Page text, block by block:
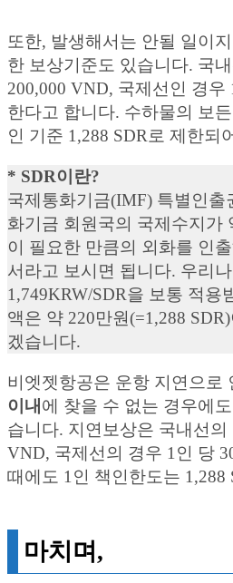
또한, 발생해서는 안될 일이
한 보상기준도 있습니다. 국
200,000 VND, 국제선인 경우
한다고 합니다. 수하물의 보
인 기준 1,288 SDR로 제한되
* SDR이란?
국제통화기금(IMF) 특별인출
화기금 회원국의 국제수지가
이 필요한 만큼의 외화를 인
서라고 보시면 됩니다. 우리
1,749KRW/SDR을 보통 적용
액은 약 220만원(=1,288
겠습니다.
비엣젯항공은 운항 지연으로
이내 에 찾을 수 없는 경우에
습니다. 지연보상은 국내선의
VND, 국제선의 경우 1인 당
때에도 1인 책인한도는 1,288
마치며,